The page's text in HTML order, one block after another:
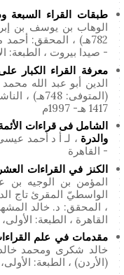
طبقات القراء السبعة
الوهاب بن يوسف بن
782هـ) ، المحقق:
- صيدا بيروت ، الطبعة: الأولى، 1423
معرفة القراء الكبار
الدين أبو عبد الله
(المتوفى:
1417 هـ- 1997م
الشامل فى قراءات
والدرة ، لـ أ د أحمد
- القاهرة
الكنز في القراءات العشر
المؤمن بن الوجيه بن
، المحقق: د. خالد
القاهرة ، الطبعة: الأولى، 1425 هـ - 2004
مقدمات في علم
خالد شكرى ومحمد
(الأردن) ، الطبعة: الأولى، 1422 هـ - 2001 م